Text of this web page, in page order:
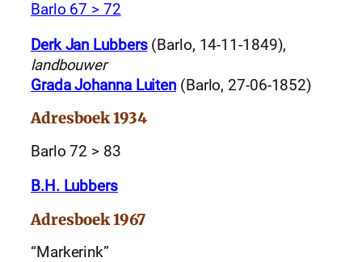
Barlo 67 > 72
Derk Jan Lubbers(Barlo, 14-11-1849),
landbouwer
Grada Johanna Luiten (Barlo, 27-06-1852)
Adresboek 1934
Barlo 72 > 83
B.H. Lubbers
Adresboek 1967
“Markerink”